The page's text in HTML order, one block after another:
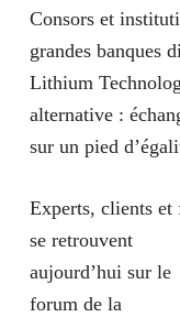
Consors et
grandes banques
Lithium
alternative :
sur un pied
Experts, clients et
se retrouvent
aujourd’hui sur le
forum de la